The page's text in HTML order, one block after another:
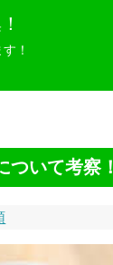
！
ついて考察！